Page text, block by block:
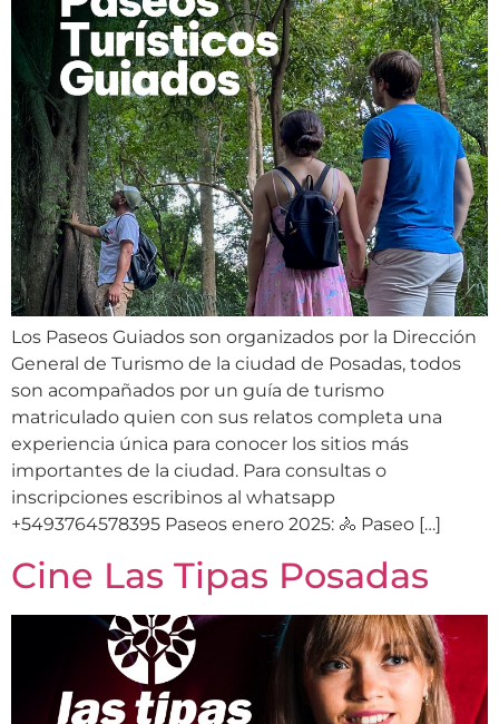
Los Paseos Guiados son organizados por la Dirección
General de Turismo de la ciudad de Posadas, todos
son acompañados por un guía de turismo
matriculado quien con sus relatos completa una
experiencia única para conocer los sitios más
importantes de la ciudad. Para consultas o
inscripciones escribinos al whatsapp
+5493764578395 Paseos enero 2025: 🚴 Paseo […]
Cine Las Tipas Posadas